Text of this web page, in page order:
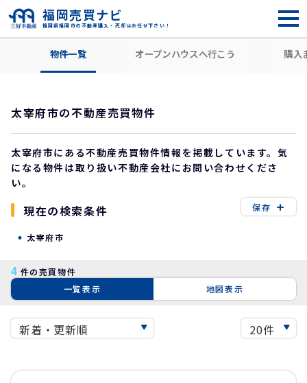
福岡県福岡市の不動産購入・売却はお任せ下さい！
福岡売買ナビ
住所から探す 太宰府市
物件一覧 オープンハウスへ行こう 購入
太宰府市の不動産売買物件
太宰府市にある不動産売買物件情報を掲載しています。気
になる物件は取り扱い不動産会社にお問い合わせくださ
い。
4 件の売買物件
一覧表示
地図表示
現在の検索条件
太宰府市
保存